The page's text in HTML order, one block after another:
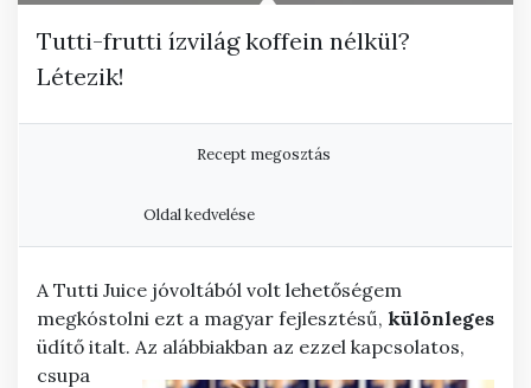
Tutti-frutti ízvilág koffein nélkül?
Létezik!
Recept megosztás
Oldal kedvelése
A Tutti Juice jóvoltából volt lehetőségem
megkóstolni ezt a magyar fejlesztésű, különleges
üdítő italt. Az alábbiakban az ezzel kapcsolatos,
csupa